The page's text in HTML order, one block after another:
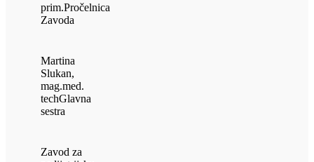
prim.Pročelnica
Zavoda
Martina
Slukan,
mag.med.
techGlavna
sestra
Zavod za